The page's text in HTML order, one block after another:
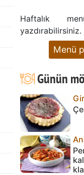
Haftalık
yazdırabilirsiniz.
Menü
Günün